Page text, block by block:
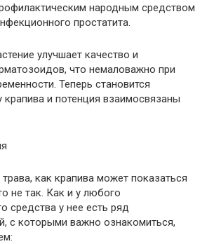
народным средством
простатита.
улучшает качество и
что немаловажно при
Теперь становится
и потенция взаимосвязаны
как крапива может показаться
не так. Как и у любого
средства у нее есть ряд
, с которыми важно ознакомиться,